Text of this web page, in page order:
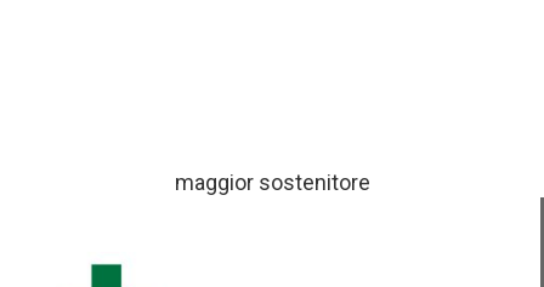
maggior sostenitore